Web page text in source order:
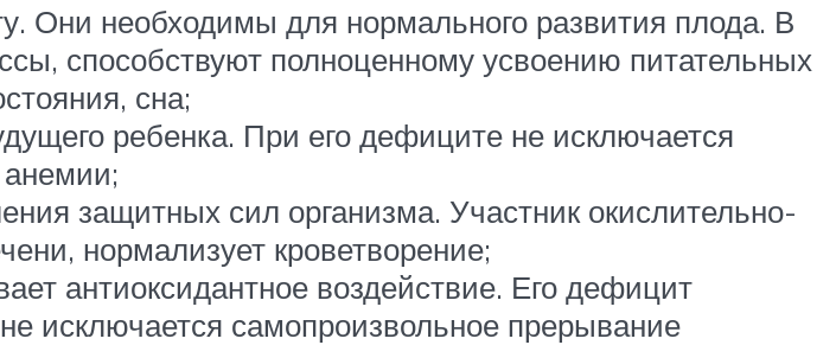
Они необходимы для нормального развития плода. В
способствуют полноценному усвоению питательных
сна;
ребенка. При его дефиците не исключается
защитных сил организма. Участник окислительно-
нормализует кроветворение;
антиоксидантное воздействие. Его дефицит
исключается самопроизвольное прерывание